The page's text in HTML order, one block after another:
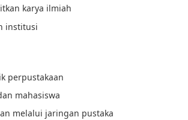
karya ilmiah
institusi
perpustakaan
mahasiswa
melalui jaringan pustaka